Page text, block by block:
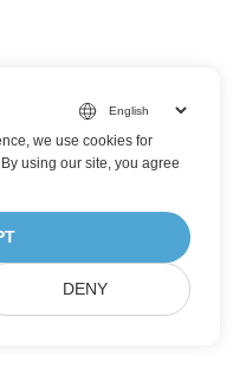
we use cookies for
using our site, you agree
DENY